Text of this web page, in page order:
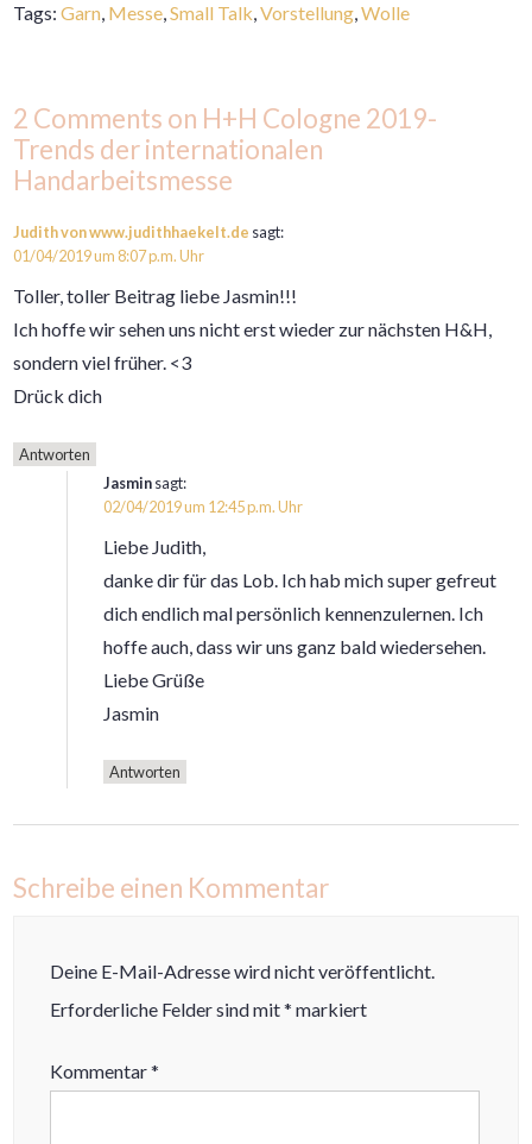
Tags:Garn, Messe,Small Talk,Vorstellung,Wolle
2 Comments on H+H Cologne 2019-
Trends der internationalen
Handarbeitsmesse
Judith von www.judithhaekelt.de sagt:
01/04/2019 um 8:07 p.m. Uhr
Toller, toller Beitrag liebe Jasmin!!!
Ich hoffe wir sehen uns nicht erst wieder zur nächsten H&H,
sondern viel früher. <3
Drück dich
Antworten
Jasminsagt:
02/04/2019 um 12:45 p.m. Uhr
Liebe Judith,
danke dir für das Lob. Ich hab mich super gefreut
dich endlich mal persönlich kennenzulernen. Ich
hoffe auch, dass wir uns ganz bald wiedersehen.
Liebe Grüße
Jasmin
Antworten
Schreibe einen Kommentar
Deine E-Mail-Adresse wird nicht veröffentlicht.
Erforderliche Felder sind mit* markiert
Kommentar*